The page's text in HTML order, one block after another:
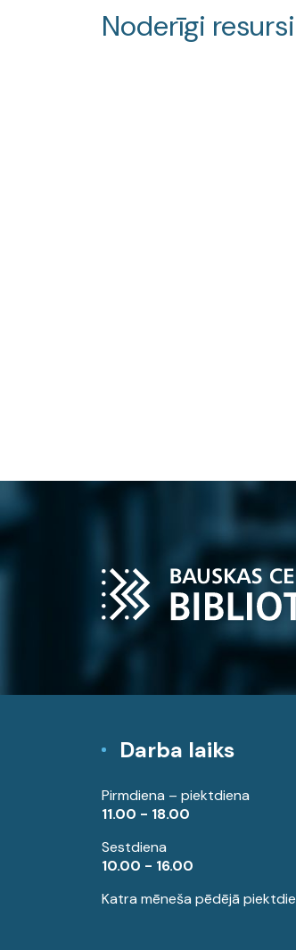
Noderīgi resursi
Darba laiks
Pirmdiena – piektdiena
11.00 - 18.00
Sestdiena
10.00 - 16.00
Katra mēneša pēdējā